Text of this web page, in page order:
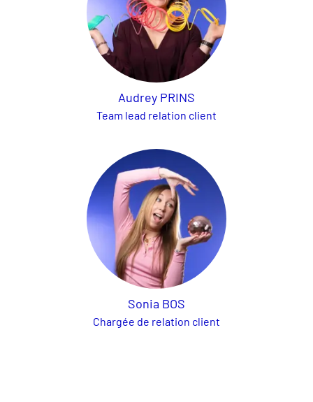
Audrey PRINS
Team lead relation client
Sonia BOS
Chargée de relation client